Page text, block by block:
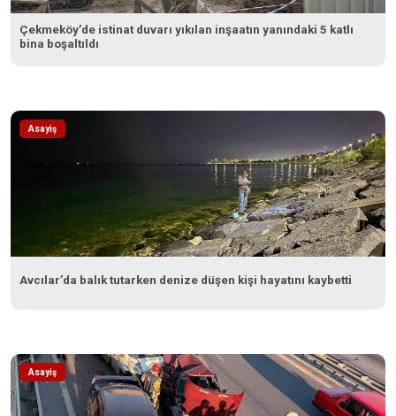
Çekmeköy’de istinat duvarı yıkılan inşaatın yanındaki 5 katlı
bina boşaltıldı
Asayiş
Avcılar’da balık tutarken denize düşen kişi hayatını kaybetti
Asayiş